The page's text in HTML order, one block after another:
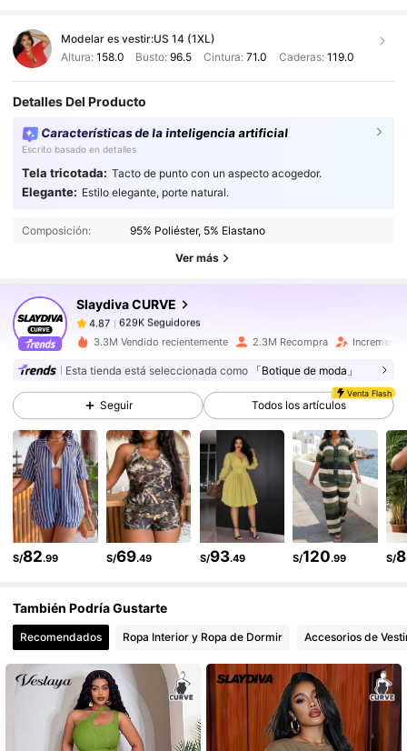
Modelar es vestir:US 14 (1XL)
Altura: 158.0 Busto:96.5 Cintura: 71.0 Caderas: 119.0
Detalles Del Producto
Características de la inteligencia artificial
Escrito basado en detalles
Tela tricotada: Tacto de punto con un aspecto acogedor.
Elegante: Estilo elegante, porte natural.
Composición: 95% Poliéster, 5% Elastano
Ver más
Slaydiva CURVE
4.87 629K Seguidores
4.87
629K Seguidores
j***1 seguidoHace 10 horas
4.87
629K Seguidores
4.87 629K Seguidores
4.87 629K Seguidores
4.87 629K Seguidores
4.87 629K Seguidores
4.87 629K Seguidores
3.3M Vendido recientemente 2.3M Recompra
Esta tienda está seleccionada como 「Botique de moda」
Seguir
Venta Flash
Todos los artículos
S/82.99 S/69.49 S/93.49 S/120.99 S/
También Podría Gustarte
Recomendados Ropa Interior y Ropa de Dormir Accesorios de